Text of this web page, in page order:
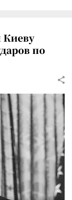
Киеву
по